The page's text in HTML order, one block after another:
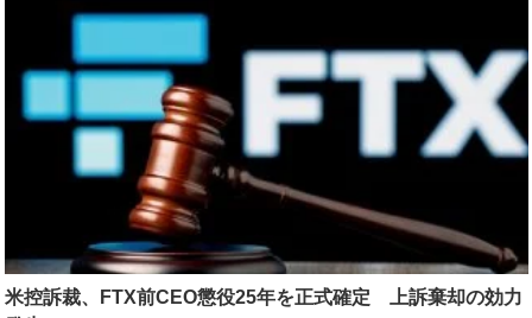
米控訴裁、FTX前CEO懲役25年を正式確定 上訴棄却の効力